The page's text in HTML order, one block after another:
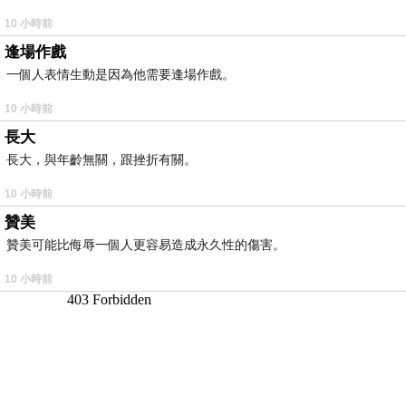
10 小時前
逢場作戲
一個人表情生動是因為他需要逢場作戲。
10 小時前
長大
長大，與年齡無關，跟挫折有關。
10 小時前
贊美
贊美可能比侮辱一個人更容易造成永久性的傷害。
10 小時前